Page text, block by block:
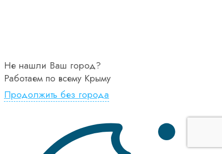
Не нашли Ваш город?
Работаем по всему Крыму
Продолжить без города